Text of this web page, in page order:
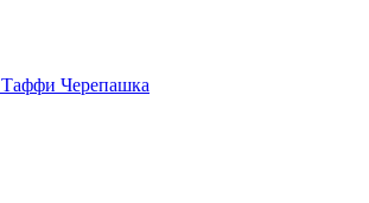
Таффи Черепашка